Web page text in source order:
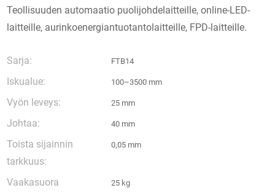
Teollisuuden automaatio puolijohdelaitteille, online-LED-
laitteille, aurinkoenergiantuotantolaitteille, FPD-laitteille.
Sarja: FTB14
Iskualue: 100–3500 mm
Vyön leveys: 25 mm
Johtaa: 40 mm
Toista sijainnin
tarkkuus:
0,05 mm
Vaakasuora
25 kg